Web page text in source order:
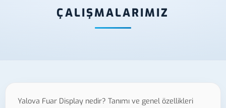
ÇALIŞMALARIMIZ
Yalova Fuar Display nedir? Tanımı ve genel özellikleri